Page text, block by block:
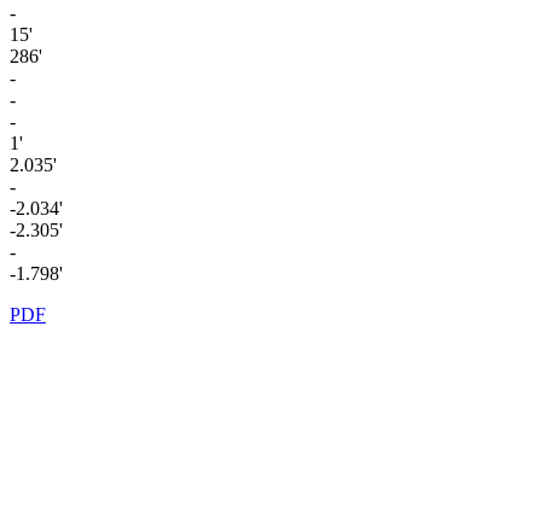
-
15'
286'
-
-
-
1'
2.035'
-
-2.034'
-2.305'
-
-1.798'
PDF